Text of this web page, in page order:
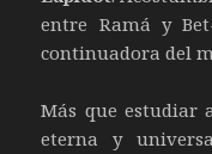
entre Ramá y
continuadora del
Más que estudiar
eterna y